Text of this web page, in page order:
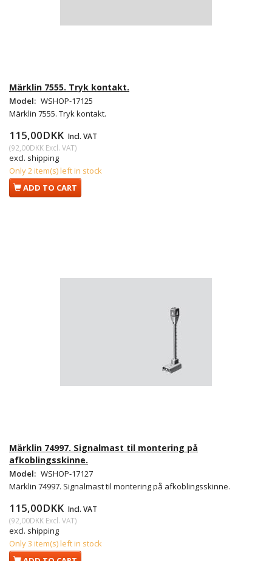
Märklin 7555. Tryk kontakt.
Model: WSHOP-17125
Märklin 7555. Tryk kontakt.
115,00DKK Incl. VAT
(92,00DKK Excl. VAT)
excl. shipping
Only 2 item(s) left in stock
ADD TO CART
Märklin 74997. Signalmast til montering på
afkoblingsskinne.
Model: WSHOP-17127
Märklin 74997. Signalmast til montering på afkoblingsskinne.
115,00DKK Incl. VAT
(92,00DKK Excl. VAT)
excl. shipping
Only 3 item(s) left in stock